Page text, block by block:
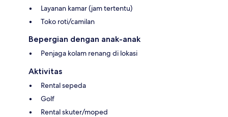
Layanan kamar (jam tertentu)
Toko roti/camilan
Bepergian dengan anak-anak
Penjaga kolam renang di lokasi
Aktivitas
Rental sepeda
Golf
Rental skuter/moped